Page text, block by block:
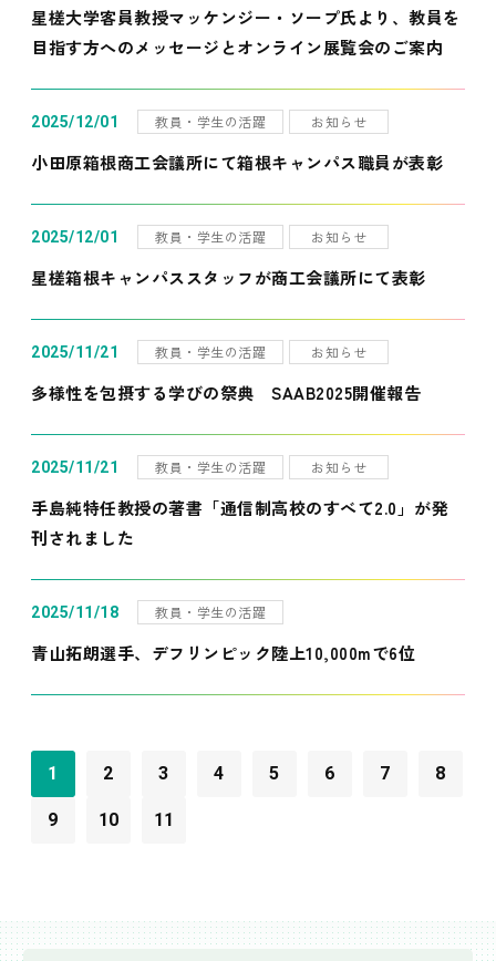
星槎大学客員教授マッケンジー・ソープ氏より、教員を
目指す方へのメッセージとオンライン展覧会のご案内
2025/12/01 教員・学生の活躍 お知らせ
小田原箱根商工会議所にて箱根キャンパス職員が表彰
2025/12/01 教員・学生の活躍 お知らせ
星槎箱根キャンパススタッフが商工会議所にて表彰
2025/11/21 教員・学生の活躍 お知らせ
多様性を包摂する学びの祭典 SAAB2025開催報告
2025/11/21 教員・学生の活躍 お知らせ
手島純特任教授の著書「通信制高校のすべて2.0」が発
刊されました
2025/11/18 教員・学生の活躍
青山拓朗選手、デフリンピック陸上10,000mで6位
1 2 3 4 5 6 7 8
9 10 11